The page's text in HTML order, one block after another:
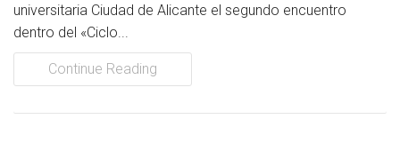
universitaria Ciudad de Alicante el segundo encuentro
dentro del «Ciclo...
Continue Reading